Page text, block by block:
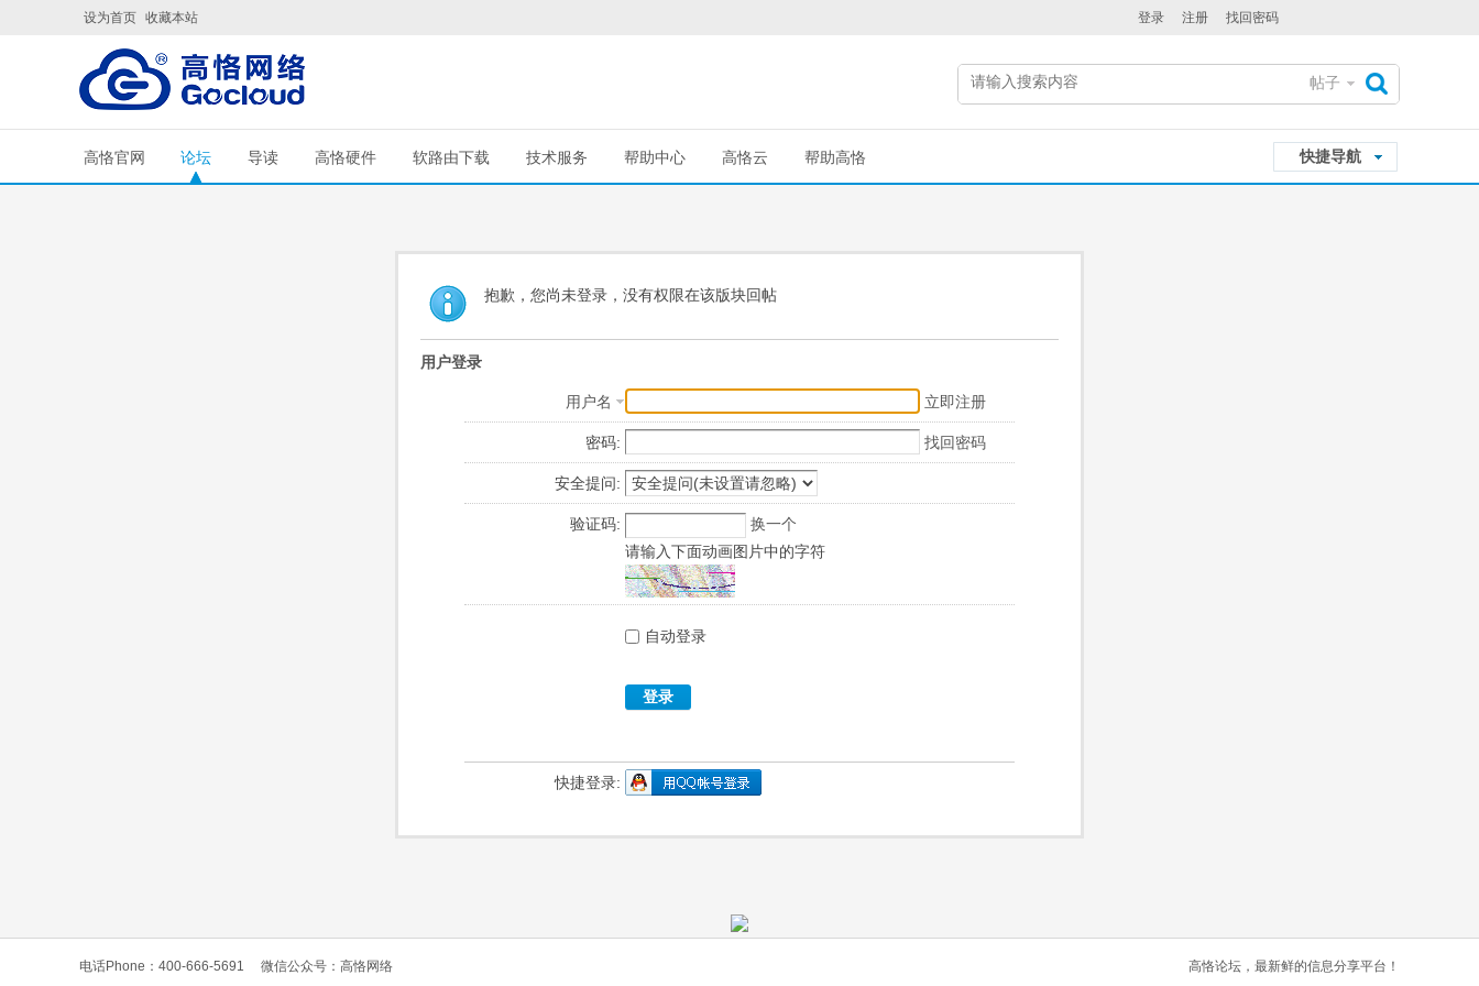
设为首页 收藏本站 登录 注册 找回密码
帖子
快捷导航
高恪官网 论坛 导读 高恪硬件 软路由下载 技术服务 帮助中心 高恪云 帮助高恪
抱歉，您尚未登录，没有权限在该版块回帖
用户登录
用户名 立即注册
密码: 找回密码
安全提问:
验证码:
换一个
请输入下面动画图片中的字符
自动登录
登录
快捷登录:
电话Phone：400-666-5691 微信公众号：高恪网络 高恪论坛，最新鲜的信息分享平台！